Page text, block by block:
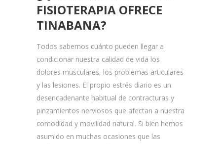
FISIOTERAPIA OFRECE
TINABANA?
Todos sabemos cuánto pueden llegar a
condicionar nuestra calidad de vida los
dolores musculares, los problemas articulares
y las lesiones. El propio estrés diario es un
desencadenante habitual de contracturas y
pinzamientos nerviosos que afectan a nuestra
comodidad y movilidad natural. Si bien hemos
asumido en muchas ocasiones que las